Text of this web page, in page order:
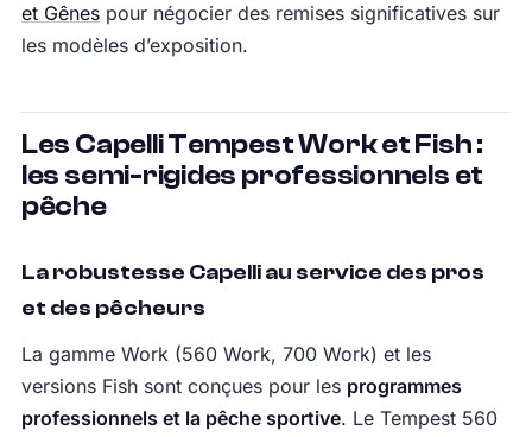
et Gênespour négocier des remises significatives sur
les modèles d’exposition.
Les Capelli Tempest Work et Fish :
les semi-rigides professionnels et
pêche
La robustesse Capelli au service des pros
et des pêcheurs
La gamme Work (560 Work, 700 Work) et les
versions Fish sont conçues pour les programmes
professionnels et la pêche sportive. Le Tempest 560